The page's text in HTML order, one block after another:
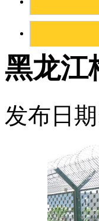
黑龙江
发布日